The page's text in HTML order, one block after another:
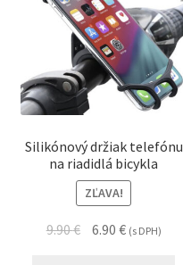
Silikónový držiak telefónu
na riadidlá bicykla
ZĽAVA!
9.90€ 6.90 € (s DPH)